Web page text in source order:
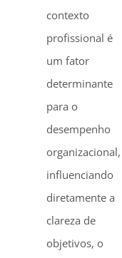
contexto
profissional é
um fator
determinante
para o
desempenho
organizacional,
influenciando
diretamente a
clareza de
objetivos, o